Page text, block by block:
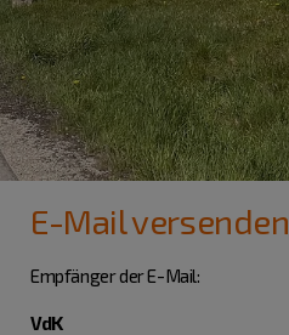
E-Mail versenden
Empfänger der E-Mail:
VdK